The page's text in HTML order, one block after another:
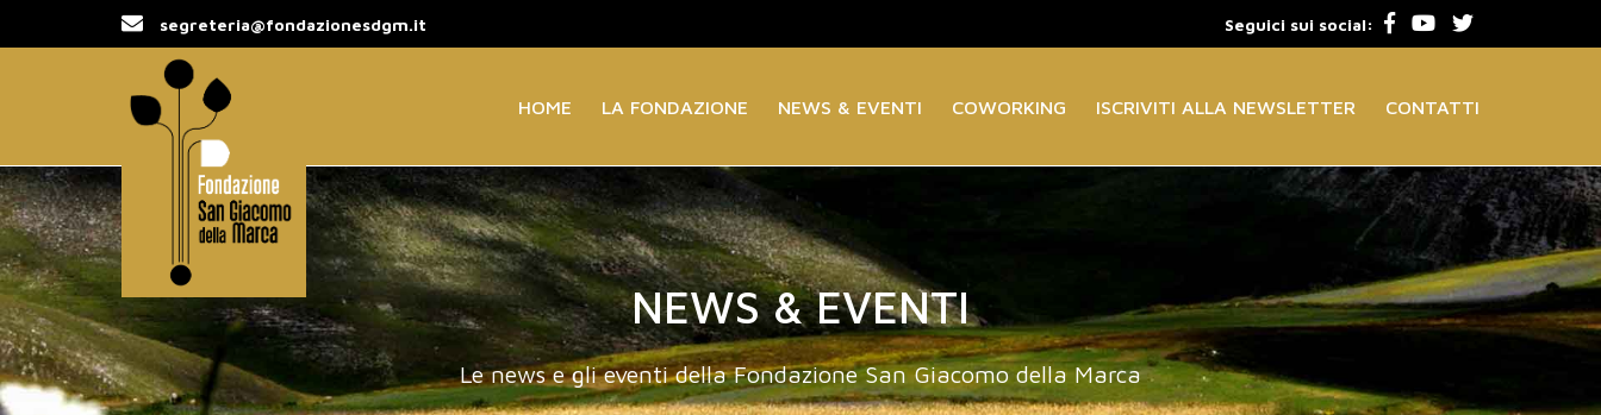
segreteria@fondazionesdgm.it Seguici sui social:
HOME LA FONDAZIONE NEWS & EVENTI COWORKING ISCRIVITI ALLA NEWSLETTER CONTATTI
NEWS & EVENTI
Le news e gli eventi della Fondazione San Giacomo della Marca